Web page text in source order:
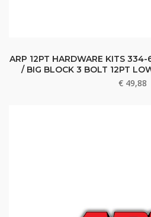
ARP 12PT HARDWARE KITS
/ BIG BLOCK 3 BOLT 12PT
€ 49,88